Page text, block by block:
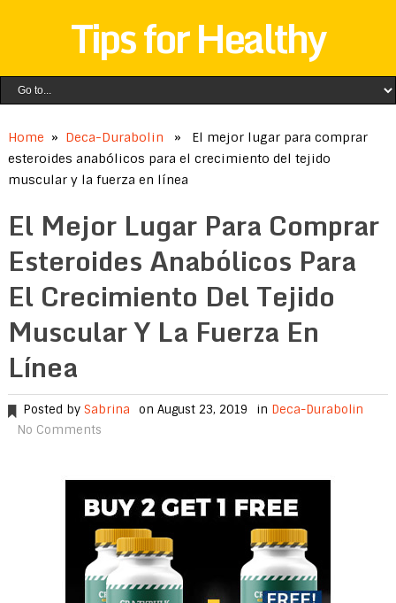
Tips for Healthy
Home » Deca-Durabolin » El mejor lugar para comprar
esteroides anabólicos para el crecimiento del tejido
muscular y la fuerza en línea
El Mejor Lugar Para Comprar
Esteroides Anabólicos Para
El Crecimiento Del Tejido
Muscular Y La Fuerza En
Línea
Posted by Sabrina on August 23, 2019 in Deca-Durabolin
No Comments